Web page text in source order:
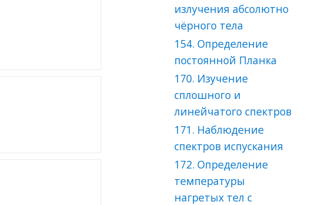
излучения абсолютно
чёрного тела
154. Определение
постоянной Планка
170. Изучение
сплошного и
линейчатого спектров
171. Наблюдение
спектров испускания
172. Определение
температуры
нагретых тел с